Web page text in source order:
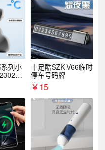
列小
十足酷SZK-V66临时
停车号码牌
￥15